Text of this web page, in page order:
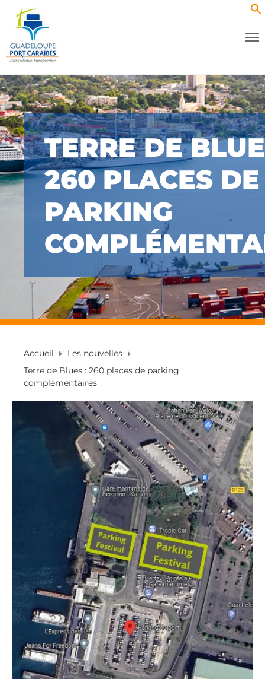
TERRE DE
260 PLACES DE
PARKING
Accueil
Les nouvelles
Terre de Blues : 260 places de parking
complémentaires